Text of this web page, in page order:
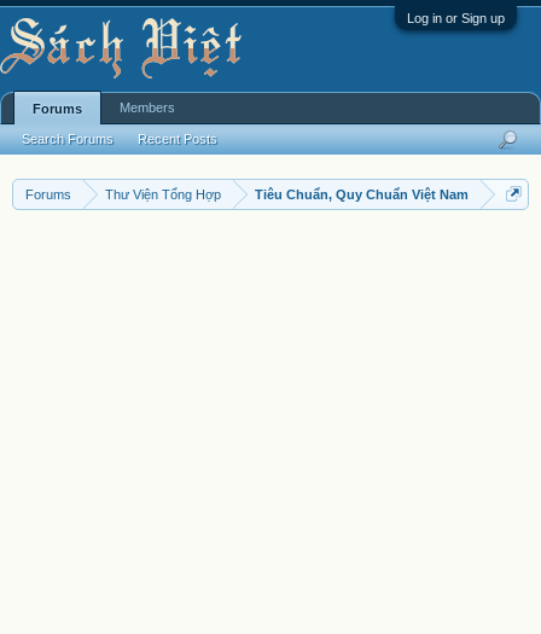
Log in or Sign up
Forums Thư Viện Tổng Hợp Tiêu Chuẩn, Quy Chuẩn Việt Nam
Forums
Search Forums Recent Posts
Members